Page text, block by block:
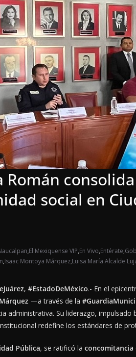
Román
social en
,El Mexiquense VIP,En Vivo,Entérate,
,Isaac Montoya Márquez,Luisa María Alcalde
, #EstadoDeMéxico.- En el
—a través de la
administrativa. Su liderazgo, impulsado
redefine los estándares de
Pública, se ratificó la concomitancia